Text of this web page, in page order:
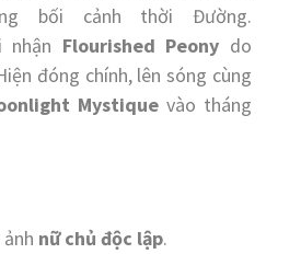
bối cảnh thời Đường.
nhận Flourished Peony do
đóng chính, lên sóng cùng
Mystique vào tháng
nữ chủ độc lập.